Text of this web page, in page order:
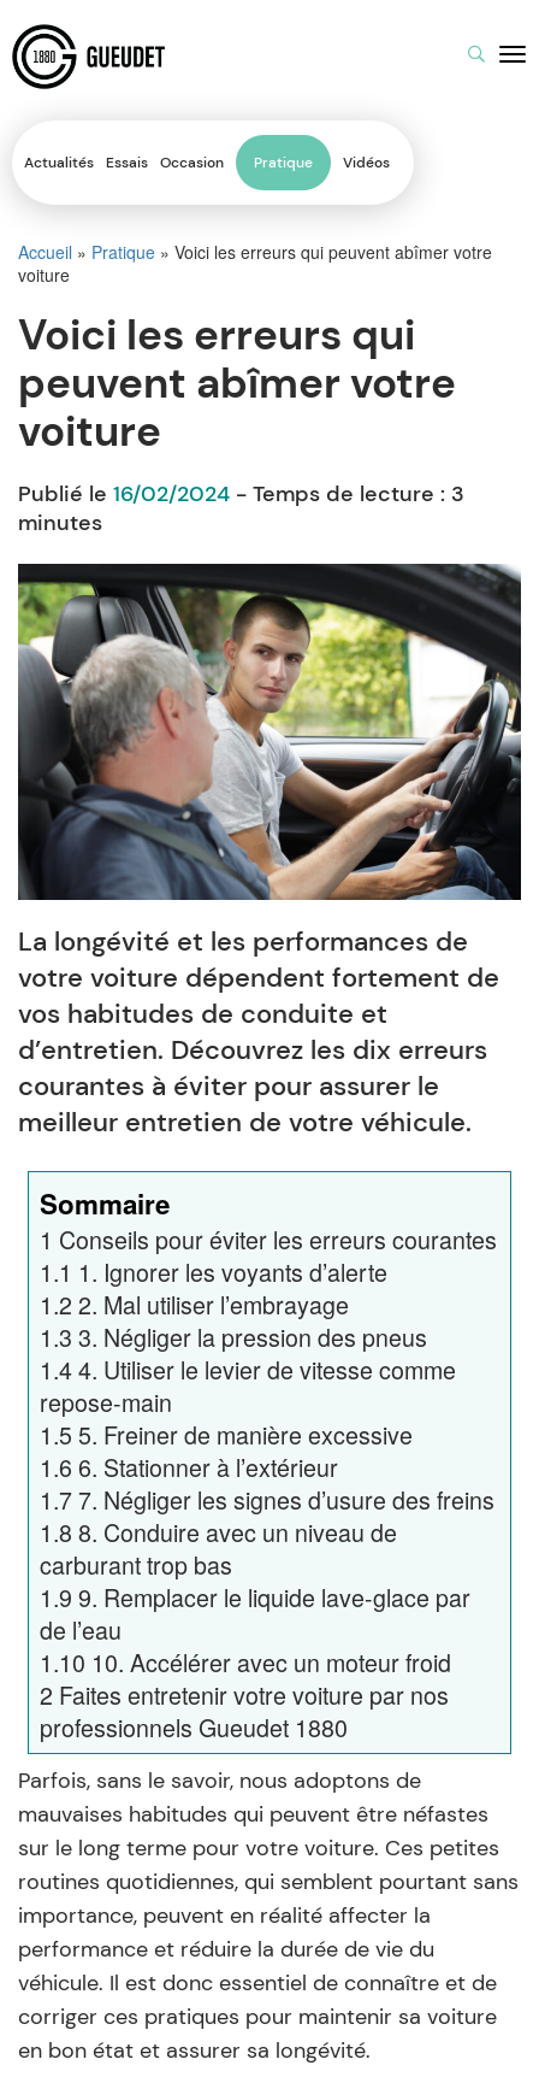
Actualités Essais Occasion Pratique Vidéos
Accueil » Pratique » Voici les erreurs qui peuvent abîmer votre
voiture
Voici les erreurs qui
peuvent abîmer votre
voiture
Publié le 16/02/2024 - Temps de lecture : 3
minutes
La longévité et les performances de
votre voiture dépendent fortement de
vos habitudes de conduite et
d’entretien. Découvrez les dix erreurs
courantes à éviter pour assurer le
meilleur entretien de votre véhicule.
Sommaire
1 Conseils pour éviter les erreurs courantes
1.1 1. Ignorer les voyants d’alerte
1.2 2. Mal utiliser l’embrayage
1.3 3. Négliger la pression des pneus
1.44. Utiliser le levier de vitesse comme
repose-main
1.5 5. Freiner de manière excessive
1.6 6. Stationner à l’extérieur
1.7 7. Négliger les signes d’usure des freins
1.8 8. Conduire avec un niveau de
carburant trop bas
1.9 9. Remplacer le liquide lave-glace par
de l’eau
1.10 10. Accélérer avec un moteur froid
2 Faites entretenir votre voiture par nos
professionnels Gueudet 1880
Parfois, sans le savoir, nous adoptons de
mauvaises habitudes qui peuvent être néfastes
sur le long terme pour votre voiture. Ces petites
routines quotidiennes, qui semblent pourtant sans
importance, peuvent en réalité affecter la
performance et réduire la durée de vie du
véhicule. Il est donc essentiel de connaître et de
corriger ces pratiques pour maintenir sa voiture
en bon état et assurer sa longévité.